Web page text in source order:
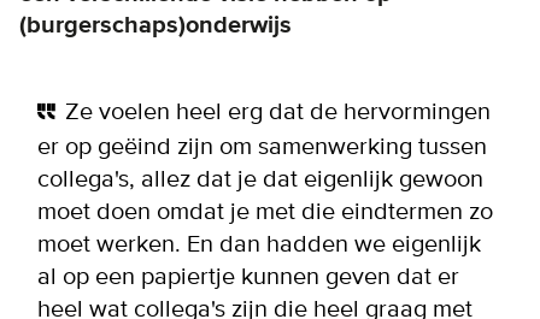
(burgerschaps)onderwijs
Ze voelen heel erg dat de hervormingen
er op geëind zijn om samenwerking tussen
collega's, allez dat je dat eigenlijk gewoon
moet doen omdat je met die eindtermen zo
moet werken. En dan hadden we eigenlijk
al op een papiertje kunnen geven dat er
heel wat collega's zijn die heel graag met